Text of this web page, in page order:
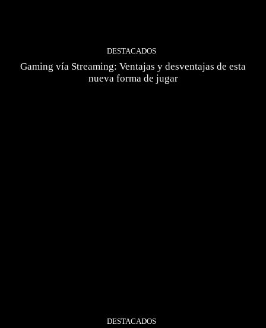
DESTACADOS
Gaming vía Streaming: Ventajas y desventajas de esta
nueva forma de jugar
DESTACADOS